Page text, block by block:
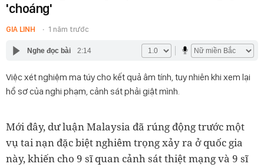
'choáng'
GIA LINH 1 năm trước
Nghe đọc bài 2:14
Việc xét nghiệm ma túy cho kết quả âm tính, tuy nhiên khi xem lại
hồ sơ của nghi phạm, cảnh sát phải giật mình.
Mới đây, dư luận Malaysia đã rúng động trước một
vụ tai nạn đặc biệt nghiêm trọng xảy ra ở quốc gia
này, khiến cho 9 sĩ quan cảnh sát thiệt mạng và 9 sĩ